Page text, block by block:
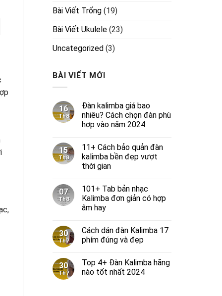
Bài Viết Trống (19)
Bài Viết Ukulele (23)
Uncategorized (3)
BÀI VIẾT MỚI
16
Th8
Đàn kalimba giá bao
nhiêu? Cách chọn đàn phù
hợp vào năm 2024
15
Th8
11+ Cách bảo quản đàn
kalimba bền đẹp vượt
thời gian
07
Th8
101+ Tab bản nhạc
Kalimba đơn giản có hợp
âm hay
30
Th7
Cách dán đàn Kalimba 17
phím đúng và đẹp
30
Th7
Top 4+ Đàn Kalimba hãng
nào tốt nhất 2024